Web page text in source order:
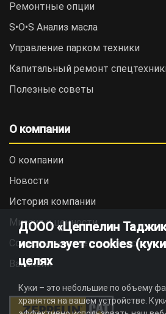
Ремонтные опции
S•O•S Анализ масла
Управление парком техники
Капитальный ремонт
Полезные советы
О компании
О компании
Новости
История компании
Миссия и ценности
Социальная ответственность
Вакансии
ДООО «Цеппелин
использует cookies
целях
Куки – это небольшие по объему
хранятся на вашем устройстве.